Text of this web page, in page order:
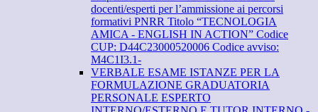
docenti/esperti per l’ammissione ai percorsi
formativi PNRR Titolo “TECNOLOGIA
AMICA - ENGLISH IN ACTION” Codice
CUP: D44C23000520006 Codice avviso:
M4C1I3.1-
VERBALE ESAME ISTANZE PER LA
FORMULAZIONE GRADUATORIA
PERSONALE ESPERTO